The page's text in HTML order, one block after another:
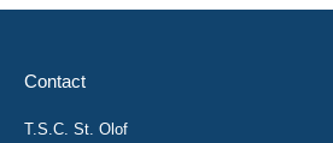
Contact
T.S.C. St. Olof